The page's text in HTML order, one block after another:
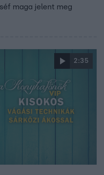
maga jelent meg
2:35